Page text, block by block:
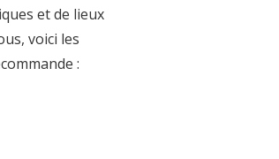
et de lieux
voici les
: